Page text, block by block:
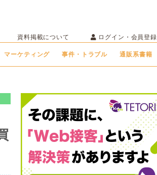
資料掲載について ログイン・会員登録
マーケティング 事件・トラブル 通販系書籍